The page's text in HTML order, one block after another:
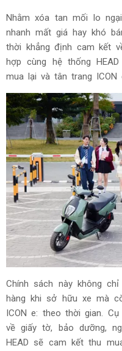
Nhằm xóa tan mối lo
nhanh mất giá hay khó
thời khẳng định cam kết
hợp cùng hệ thống
mua lại và tân trang ICON
Chính sách này không
hàng khi sở hữu xe mà
ICON e: theo thời gian.
về giấy tờ, bảo dưỡng,
HEAD sẽ cam kết thu